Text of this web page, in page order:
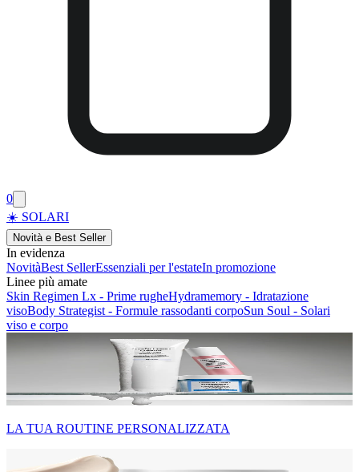
0
☀️ SOLARI
Novità e Best Seller
In evidenza
NovitàBest SellerEssenziali per l'estateIn promozione
Linee più amate
Skin Regimen Lx - Prime rugheHydramemory - Idratazione
visoBody Strategist - Formule rassodanti corpoSun Soul - Solari
viso e corpo
LA TUA ROUTINE PERSONALIZZATA